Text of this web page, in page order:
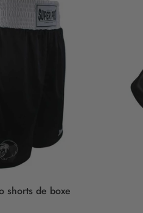
shorts de boxe